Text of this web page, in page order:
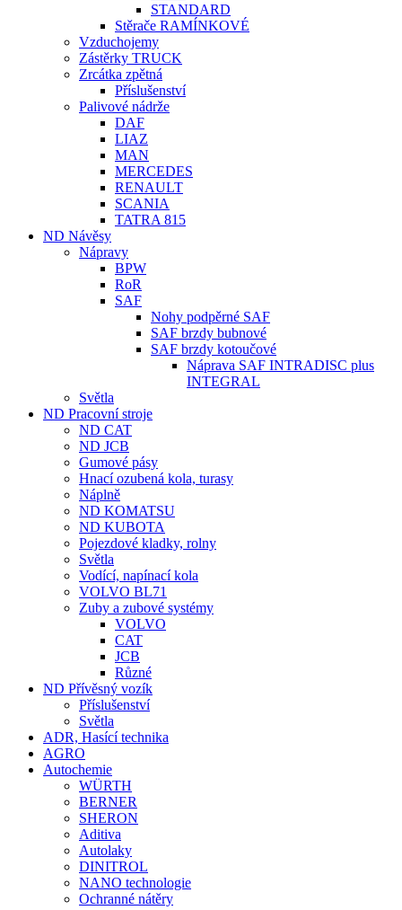
STANDARD
Stěrače RAMÍNKOVÉ
Vzduchojemy
Zástěrky TRUCK
Zrcátka zpětná
Příslušenství
Palivové nádrže
DAF
LIAZ
MAN
MERCEDES
RENAULT
SCANIA
TATRA 815
ND Návěsy
Nápravy
BPW
RoR
SAF
Nohy podpěrné SAF
SAF brzdy bubnové
SAF brzdy kotoučové
Náprava SAF INTRADISC plus
INTEGRAL
Světla
ND Pracovní stroje
ND CAT
ND JCB
Gumové pásy
Hnací ozubená kola, turasy
Náplně
ND KOMATSU
ND KUBOTA
Pojezdové kladky, rolny
Světla
Vodící, napínací kola
VOLVO BL71
Zuby a zubové systémy
VOLVO
CAT
JCB
Různé
ND Přívěsný vozík
Příslušenství
Světla
ADR, Hasící technika
AGRO
Autochemie
WÜRTH
BERNER
SHERON
Aditiva
Autolaky
DINITROL
NANO technologie
Ochranné nátěry